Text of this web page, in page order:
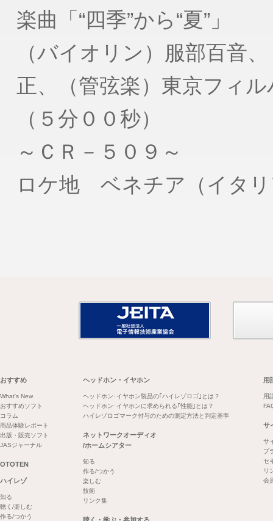
楽曲「“四季”から“夏”」
（バイオリン）服部百音
正、（管弦楽）東京フィ
（５分００秒）
～ＣＲ－５０９～
ロケ地 ベネチア（イタ
おすすめ
What's New
おすすめソフト
コラム
商品体験レポート
出版・販売ソフト
JASジャーナル
OTOTEN
ハイレゾ
知る
聴く/楽しむ
作る/つかう
ヘッドホン・イヤホン
ヘッドホン･イヤホン製品の｢ハイレゾロゴ｣とは？
ヘッドホン･イヤホンに求められる｢性能｣とは？
ハイレゾロゴマーク付与のための測定方法と判定基準
ネットワークオーディオ
/ホームシアター
知る
作る/つかう
楽しむ
技術
リンク集
用
用
サ
サ
プ
セ
リ
会